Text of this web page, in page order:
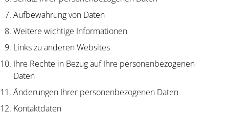
Aufbewahrung von Daten
Weitere wichtige Informationen
Links zu anderen Websites
Ihre Rechte in Bezug auf Ihre personenbezogenen
Daten
Änderungen Ihrer personenbezogenen Daten
Kontaktdaten